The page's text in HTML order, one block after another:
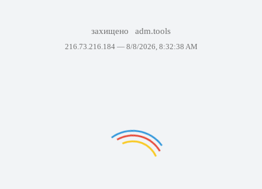
захищено adm.tools
216.73.216.184 — 8/8/2026, 8:32:38 AM